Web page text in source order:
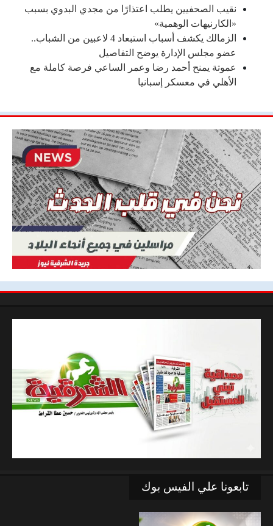
نقيب الصحفيين يطلب اعتذارًا من مجدي البدوي بسبب
«الكارنيهات الوهمية»
الزمالك يكشف أسباب استبعاد 4 لاعبين من الشباب..
عضو مجلس الإدارة يوضح التفاصيل
عموتة يمنح أحمد رضا وعمر الساعي فرصة كاملة مع
الأهلي في معسكر إسبانيا
تابعونا علي الفيس بوك